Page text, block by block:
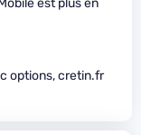
options, cretin.fr